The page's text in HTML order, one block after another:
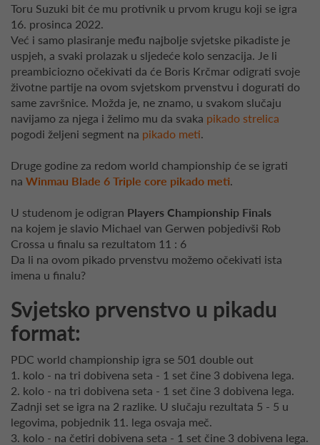
Toru Suzuki bit će mu protivnik u prvom krugu koji se igra
16. prosinca 2022.
Već i samo plasiranje među najbolje svjetske pikadiste je
uspjeh, a svaki prolazak u sljedeće kolo senzacija. Je li
preambiciozno očekivati da će Boris Krčmar odigrati svoje
životne partije na ovom svjetskom prvenstvu i dogurati do
same završnice. Možda je, ne znamo, u svakom slučaju
navijamo za njega i želimo mu da svaka pikado strelica
pogodi željeni segment na pikado meti.
Druge godine za redom world championship će se igrati
na Winmau Blade 6 Triple core pikado met.
U studenom je odigran Players Championship Finals
na kojem je slavio Michael van Gerwen pobjedivši Rob
Crossa u finalu sa rezultatom 11 : 6
Da li na ovom pikado prvenstvu možemo očekivati ista
imena u finalu?
Svjetsko prvenstvo u pikadu
format:
PDC world championship igra se 501 double out
1. kolo - na tri dobivena seta - 1 set čine 3 dobivena lega.
2. kolo - na tri dobivena seta - 1 set čine 3 dobivena lega.
Zadnji set se igra na 2 razlike. U slučaju rezultata 5 - 5 u
legovima, pobjednik 11. lega osvaja meč.
3. kolo - na četiri dobivena seta - 1 set čine 3 dobivena lega.